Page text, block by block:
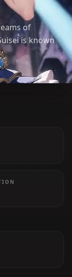
of
is known
for puzzle
an
in Hololive